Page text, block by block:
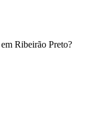
Ribeirão Preto?